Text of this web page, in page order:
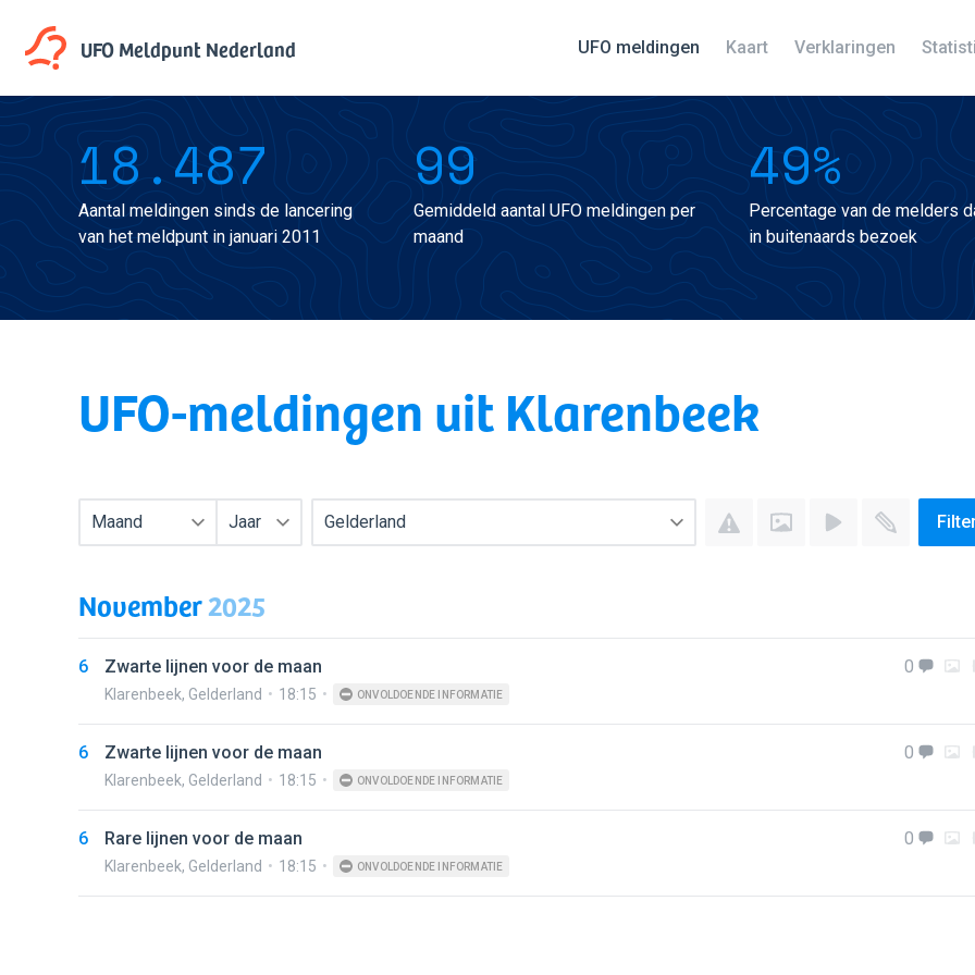
UFO MeldpuntNederland UFO meldingen Kaart Verklaringen
18.487
Aantal meldingen sinds de lancering
van het meldpunt in januari 2011
99
Gemiddeld aantal UFO meldingen per
maand
49%
Percentage van de melders
in buitenaards bezoek
UFO-meldingen uit Klarenbeek
Maand Jaar Gelderland
November2025
6 Zwarte lijnen voor de maan
Klarenbeek, Gelderland 18:15 ONVOLDOENDE INFORMATIE
0
6 Zwarte lijnen voor de maan
Klarenbeek, Gelderland 18:15 ONVOLDOENDE INFORMATIE
0
6 Rare lijnen voor de maan
Klarenbeek, Gelderland 18:15 ONVOLDOENDE INFORMATIE
0